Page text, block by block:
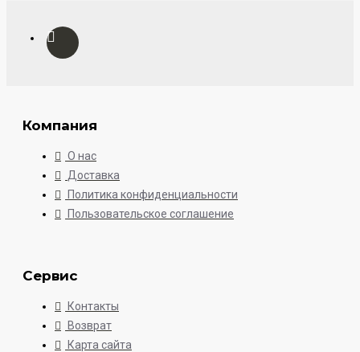
Компания
О нас
Доставка
Политика конфиденциальности
Пользовательское соглашение
Сервис
Контакты
Возврат
Карта сайта